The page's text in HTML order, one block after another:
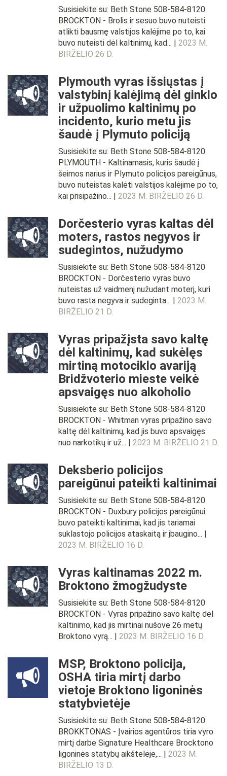
Susisiekite su: Beth Stone 508-584-8120
BROCKTON - Brolis ir sesuo buvo nuteisti
atlikti bausmę valstijos kalėjime po to, kai
buvo nuteisti dėl kaltinimų, kad... | 2023 M.
BIRŽELIO 26 D.
Plymouth vyras išsiųstas į
valstybinį kalėjimą dėl ginklo
ir užpuolimo kaltinimų po
incidento, kurio metu jis
šaudė į Plymuto policiją
Susisiekite su: Beth Stone 508-584-8120
PLYMOUTH - Kaltinamasis, kuris šaudė į
šeimos narius ir Plymuto policijos pareigūnus,
buvo nuteistas kalėti valstijos kalėjime po to,
kai prisipažino... | 2023 M. BIRŽELIO 26 D.
Dorčesterio vyras kaltas dėl
moters, rastos negyvos ir
sudegintos, nužudymo
Susisiekite su: Beth Stone 508-584-8120
BROCKTON - Dorčesterio vyras buvo
nuteistas už vaidmenį nužudant moterį, kuri
buvo rasta negyva ir sudeginta... | 2023 M.
BIRŽELIO 21 D.
Vyras pripažįsta savo kaltę
dėl kaltinimų, kad sukėlęs
mirtiną motociklo avariją
Bridžvoterio mieste veikė
apsvaigęs nuo alkoholio
Susisiekite su: Beth Stone 508-584-8120
BROCKTON - Whitman vyras pripažino savo
kaltę dėl kaltinimų, kad jis buvo apsvaigęs
nuo narkotikų ir už... | 2023 M. BIRŽELIO 21 D.
Deksberio policijos
pareigūnui pateikti kaltinimai
Susisiekite su: Beth Stone 508-584-8120
BROCKTON - Duxbury policijos pareigūnui
buvo pateikti kaltinimai, kad jis tariamai
suklastojo policijos ataskaitą ir įbaugino... |
2023 M. BIRŽELIO 16 D.
Vyras kaltinamas 2022 m.
Broktono žmogžudyste
Susisiekite su: Beth Stone 508-584-8120
BROCKTON - Vyras pripažino savo kaltę dėl
kaltinimo, kad jis mirtinai nušovė 26 metų
Broktono vyrą... | 2023 M. BIRŽELIO 16 D.
MSP, Broktono policija,
OSHA tiria mirtį darbo
vietoje Broktono ligoninės
statybvietėje
Susisiekite su: Beth Stone 508-584-8120
BROKKTONAS - Įvairios agentūros tiria vyro
mirtį darbe Signature Healthcare Brocktono
ligoninės statybų aikštelėje,... | 2023 M.
BIRŽELIO 13 D.